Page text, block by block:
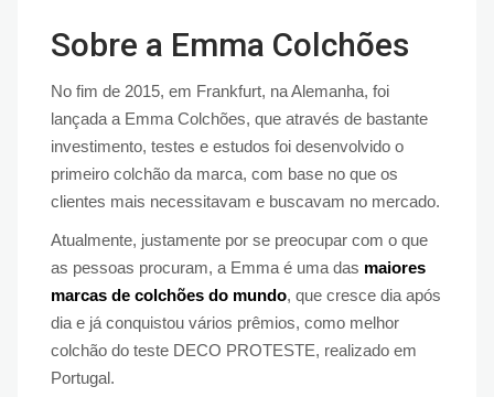
Sobre a Emma Colchões
No fim de 2015, em Frankfurt, na Alemanha, foi
lançada a Emma Colchões, que através de bastante
investimento, testes e estudos foi desenvolvido o
primeiro colchão da marca, com base no que os
clientes mais necessitavam e buscavam no mercado.
Atualmente, justamente por se preocupar com o que
as pessoas procuram, a Emma é uma das maiores
marcas de colchões do mundo, que cresce dia após
dia e já conquistou vários prêmios, como melhor
colchão do teste DECO PROTESTE, realizado em
Portugal.